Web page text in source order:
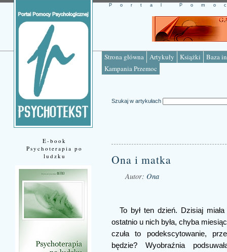
Strona główna Artykuły Książki
Baza
Kampania Przemoc
Portal
E-book
Psychoterapia po
ludzku
Szukaj w artykułach
Ona i matka
Autor: Ona
To był ten dzień. Dzisiaj
ostatnio u nich była, chyba
czuła to podekscytowanie,
będzie? Wyobraźnia